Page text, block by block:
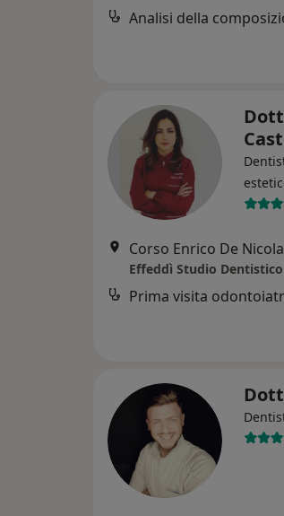
Analisi della
Corso Enrico De
Effeddì Studio Dentistico
Prima visita